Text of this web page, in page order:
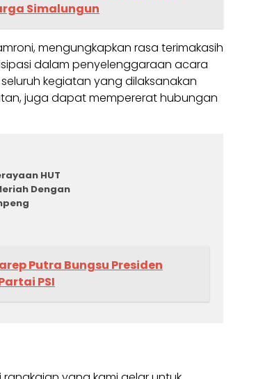
Simalungun
mengungkapkan rasa terimakasih
dalam penyelenggaraan acara
kegiatan yang dilaksanakan
juga dapat mempererat hubungan
HUT
Dengan
Putra Bungsu Presiden
PSI